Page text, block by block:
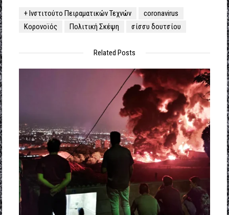
+ Ινστιτούτο Πειραματικών Τεχνών
coronavirus
Κορονοϊός
Πολιτική Σκέψη σίσσυ δουτσίου
Related Posts